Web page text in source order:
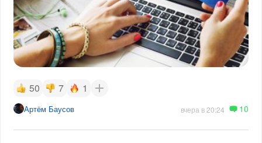
50 7 1
Артём Баусов вчера в 20:24 10